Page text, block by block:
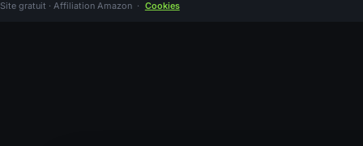
Site gratuit · Affiliation Amazon · Cookies